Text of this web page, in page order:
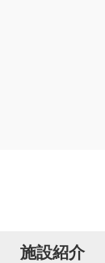
施設紹介